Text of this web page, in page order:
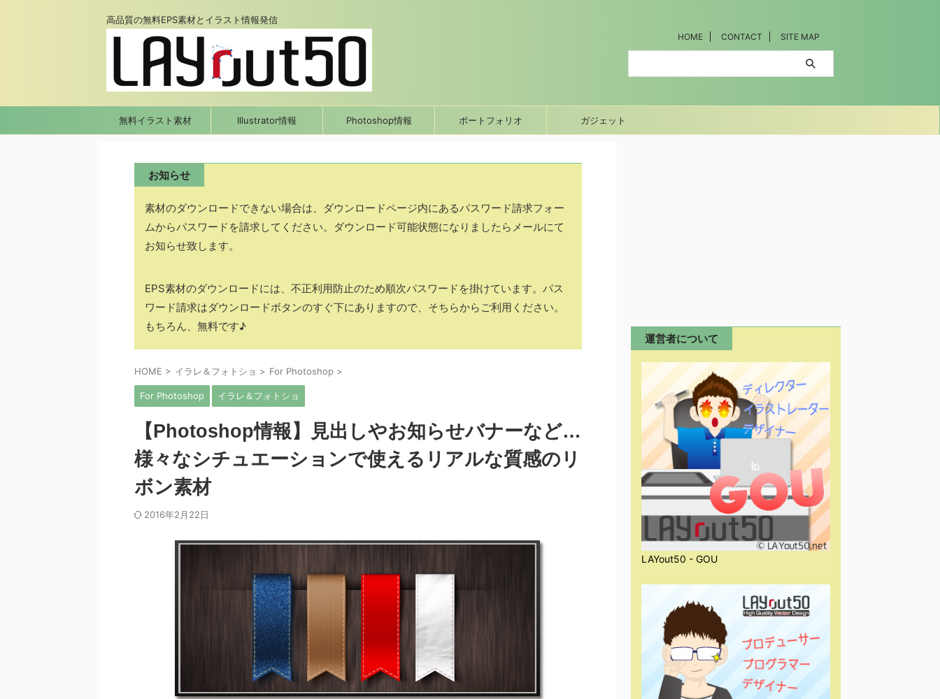
高品質の無料EPS素材とイラスト情報発信
HOME CONTACT SITE MAP
無料イラスト素材 Illustrator情報 Photoshop情報 ポートフォリオ ガジェット
お知らせ
素材のダウンロードできない場合は、ダウンロードページ内にあるパスワード請求フォー
ムからパスワードを請求してください。ダウンロード可能状態になりましたらメールにて
お知らせ致します。
EPS素材のダウンロードには、不正利用防止のため順次パスワードを掛けています。パス
ワード請求はダウンロードボタンのすぐ下にありますので、そちらからご利用ください。
もちろん、無料です♪
HOME > イラレ＆フォトショ > For Photoshop >
For Photoshop イラレ＆フォトショ
【Photoshop情報】見出しやお知らせバナーなど…
様々なシチュエーションで使えるリアルな質感のリ
ボン素材
2016年2月22日
運営者について
LAYout50 - GOU